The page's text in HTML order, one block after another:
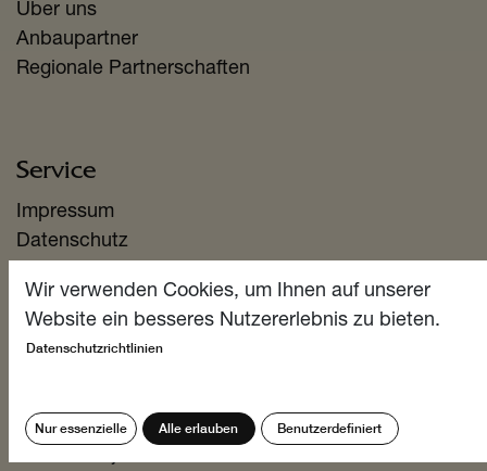
Über uns
Anbaupartner
Regionale Partnerschaften
Service
Impressum
Datenschutz
Versandkonditionen
Zahlungsmöglichkeiten
Informiert bleiben
Wir verwenden Cookies, um Ihnen auf unserer
Website ein besseres Nutzererlebnis zu bieten.
Datenschutzrichtlinien
Nur essenzielle Alle erlauben Benutzerdefiniert